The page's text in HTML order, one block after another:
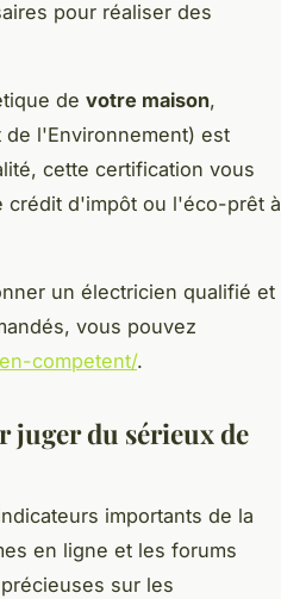
pour réaliser des
de votre maison,
de l'Environnement) est
cette certification vous
crédit d'impôt ou l'éco-prêt à
un électricien qualifié et
vous pouvez
competent/.
juger du sérieux de
importants de la
en ligne et les forums
sur les